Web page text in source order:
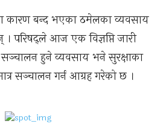
कारण बन्द भएका ठमेलका व्यवसाय
परिषद्ले आज एक विज्ञप्ति जारी
हुने व्यवसाय भने सुरक्षाका
सञ्चालन गर्न आग्रह गरेको छ ।